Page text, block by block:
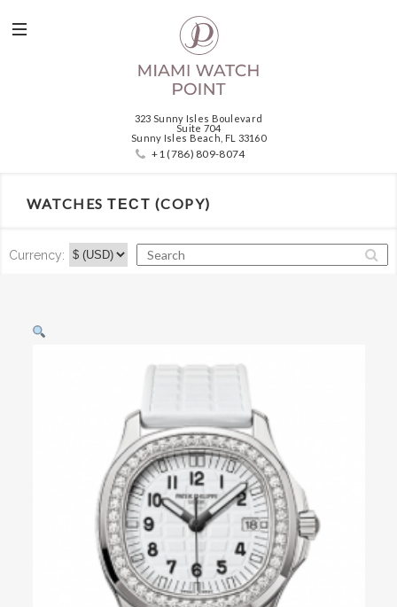
323 Sunny Isles Boulevard
Suite 704
Sunny Isles Beach, FL 33160
+1 (786) 809-8074
WATCHES ТЕСТ (COPY)
Currency: